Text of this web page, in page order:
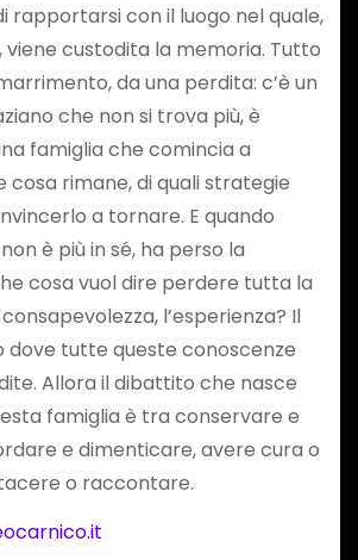
rapportarsi con il luogo nel quale,
custodita la memoria. Tutto
da una perdita: c’è un
che non si trova più, è
famiglia che comincia a
cosa rimane, di quali strategie
a tornare. E quando
è più in sé, ha perso la
cosa vuol dire perdere tutta la
l’esperienza? Il
dove tutte queste conoscenze
Allora il dibattito che nasce
famiglia è tra conservare e
e dimenticare, avere cura o
o raccontare.